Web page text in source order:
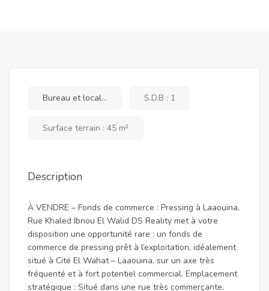
Bureau et local... S.D.B : 1
Surface terrain : 45 m²
Description
À VENDRE – Fonds de commerce : Pressing à Laaouina,
Rue Khaled Ibnou El Walid DS Reality met à votre
disposition une opportunité rare : un fonds de
commerce de pressing prêt à l’exploitation, idéalement
situé à Cité El Wahat – Laaouina, sur un axe très
fréquenté et à fort potentiel commercial. Emplacement
stratégique : Situé dans une rue très commerçante,